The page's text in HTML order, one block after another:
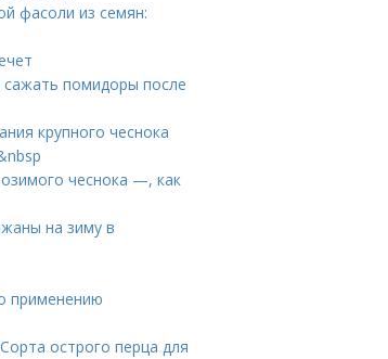
фасоли из семян:
помидоры после
крупного чеснока
чеснока —, как
на зиму в
применению
острого перца для